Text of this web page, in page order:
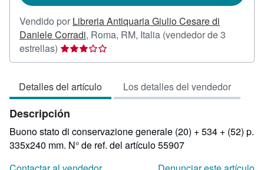
Vendido por Libreria Antiquaria Giulio Cesare di
Daniele Corradi, Roma, RM, Italia (vendedor de 3
estrellas) Calificación
del
3
de
5
estrellas
Detalles del artículo Los detalles del vendedor
Descripción
Buono stato di conservazione generale (20) + 534 + (52) p.
335x240 mm. N° de ref. del artículo 55907